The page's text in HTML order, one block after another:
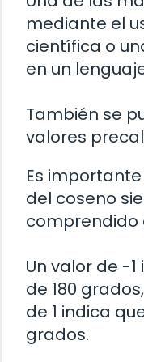
mediante el
científica o
en un
También se
valores
Es
del coseno
comprendido
Un valor de -
de 180
de 1 indica
grados.